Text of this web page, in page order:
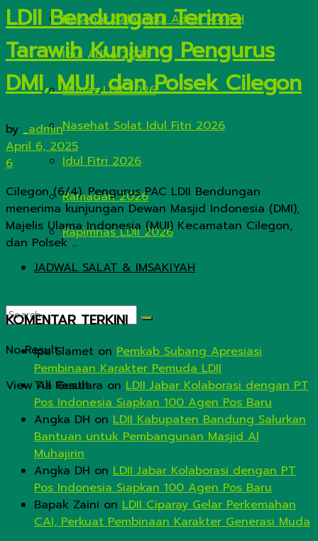
Nasehat Salat Idul Adha 1447 H
Idul Adha 2026
Munas LDII 2026
Nasehat Solat Idul Fitri 2026
Idul Fitri 2026
Ramadan 2026
Rapimnas LDII 2026
JADWAL SALAT & IMSAKIYAH
No Result
View All Result
LDII Bendungan Terima
Tarawih Kunjung Pengurus
DMI, MUI, dan Polsek Cilegon
by _admin
April 6, 2025
6
Cilegon (6/4). Pengurus PAC LDII Bendungan
menerima kunjungan Dewan Masjid Indonesia (DMI),
Majelis Ulama Indonesia (MUI) Kecamatan Cilegon,
dan Polsek ...
KOMENTAR TERKINI
Ipa Slamet on Pemkab Subang Apresiasi
Pembinaan Karakter Pemuda LDII
Tia Gustiara on LDII Jabar Kolaborasi dengan PT
Pos Indonesia Siapkan 100 Agen Pos Baru
Angka DH on LDII Kabupaten Bandung Salurkan
Bantuan untuk Pembangunan Masjid Al
Muhajirin
Angka DH on LDII Jabar Kolaborasi dengan PT
Pos Indonesia Siapkan 100 Agen Pos Baru
Bapak Zaini on LDII Ciparay Gelar Perkemahan
CAI, Perkuat Pembinaan Karakter Generasi Muda